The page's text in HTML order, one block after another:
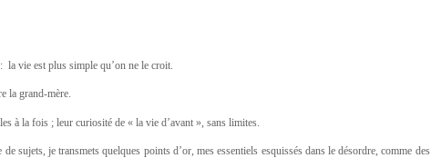
la vie est plus simple qu’on ne le croit.
la grand-mère.
à la fois ; leur curiosité de « la vie d’avant », sans limites.
sujets, je transmets quelques points d’or, mes essentiels esquissés dans le désordre, comme des